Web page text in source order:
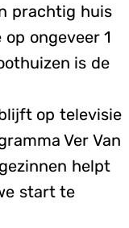
prachtig huis
ongeveer 1
is de
op televisie
Ver Van
helpt
start te